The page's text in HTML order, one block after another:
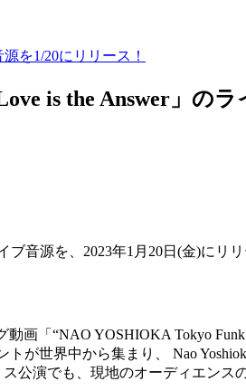
を1/20にリリース！
is the Answer」の
ブ音源を、 2023年1 月 20日 (金)にリリ
動画「 “NAO YOSHIOKA Tokyo
トが世界中から集まり、 Nao
公演でも、現地のオーディエンス